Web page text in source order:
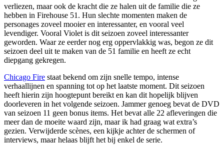
verliezen, maar ook de kracht die ze halen uit de familie die ze
hebben in Firehouse 51. Hun slechte momenten maken de
personages zoveel mooier en interessanter, en vooral veel
levendiger. Vooral Violet is dit seizoen zoveel interessanter
geworden. Waar ze eerder nog erg oppervlakkig was, begon ze dit
seizoen deel uit te maken van de 51 familie en heeft ze echt
diepgang gekregen.
Chicago Fire staat bekend om zijn snelle tempo, intense
verhaallijnen en spanning tot op het laatste moment. Dit seizoen
heeft hierin zijn hoogtepunt bereikt en kan dit hopelijk blijven
doorleveren in het volgende seizoen. Jammer genoeg bevat de DVD
van seizoen 11 geen bonus items. Het bevat alle 22 afleveringen die
meer dan de moeite waard zijn, maar ik had graag wat extra’s
gezien. Verwijderde scènes, een kijkje achter de schermen of
interviews, maar helaas blijft het bij enkel de serie.